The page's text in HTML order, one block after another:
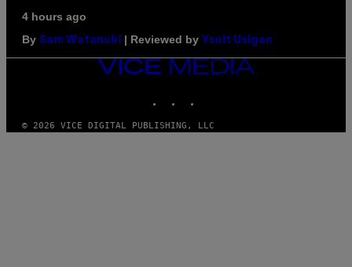
4 hours ago
By Sam Watanuki | Reviewed by Ysolt Usigan
VICE
MEDIA
© 2026 VICE DIGITAL PUBLISHING, LLC